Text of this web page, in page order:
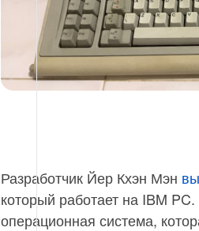
Разработчик Йер Кхэн Мэн
который работает на IBM
операционная система,